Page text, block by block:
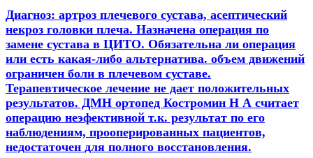
Диагноз: артроз плечевого сустава, асептический
некроз головки плеча. Назначена операция по
замене сустава в ЦИТО. Обязательна ли операция
или есть какая-либо альтернатива. объем движений
ограничен боли в плечевом суставе.
Терапевтическое лечение не дает положительных
результатов. ДМН ортопед Костромин Н А считает
операцию неэфективной т.к. результат по его
наблюдениям, прооперированных пациентов,
недостаточен для полного восстановления.